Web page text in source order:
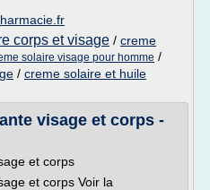
corps et visage / creme
solaire visage pour homme /
/ creme solaire et huile
visage et corps -
et corps
et corps Voir la